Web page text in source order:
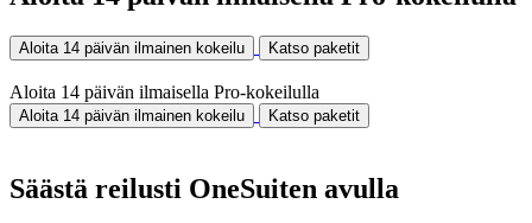
Aloita 14 päivän ilmainen kokeilu Katso paketit
Aloita 14 päivän ilmaisella Pro-kokeilulla
Aloita 14 päivän ilmainen kokeilu Katso paketit
Säästä reilusti OneSuiten avulla